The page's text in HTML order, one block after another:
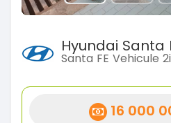
Hyundai Santa
Santa FE Vehicule
16 000